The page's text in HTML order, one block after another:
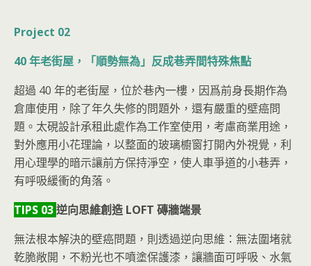
Project 02
40 年老街屋，「順勢無為」反成巷弄間特殊焦點
超過 40 年的老街屋，位於巷內一樓，因爲前身長期作為
倉庫使用，除了年久失修的問題外，還有嚴重的壁癌問
題。太硯設計承租此處作為工作室使用，考慮商業用途，
對外應用小花理論，以整面的玻璃櫥窗打開內外視覺，利
用心理學的暗示讓前方保持淨空，使人車爭道的小巷弄，
有呼吸緩衝的角落。
TIPS 03逆向思維創造 LOFT 磚牆端景
無法根本解決的壁癌問題，則透過逆向思維：無法圍堵就
乾脆敞開，不粉光也不噴塗保護漆，讓牆面可呼吸、水氣